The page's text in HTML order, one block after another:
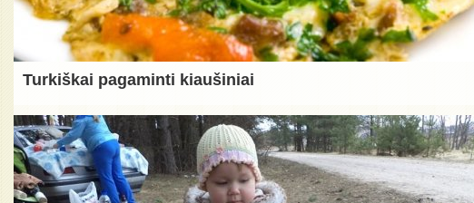
Turkiškai pagaminti kiaušiniai